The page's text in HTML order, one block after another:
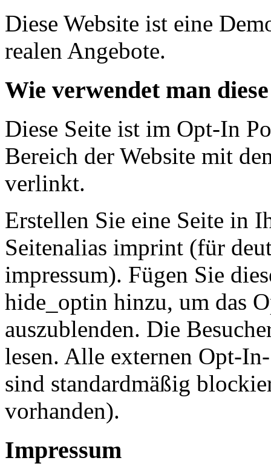
Diese Website ist eine
realen Angebote.
Wie verwendet man
Diese Seite ist im Opt-In
Bereich der Website mit
verlinkt.
Erstellen Sie eine Seite in
Seitenalias imprint (für
impressum). Fügen Sie
hide_optin hinzu, um das
auszublenden. Die
lesen. Alle externen Opt-
sind standardmäßig
vorhanden).
Impressum